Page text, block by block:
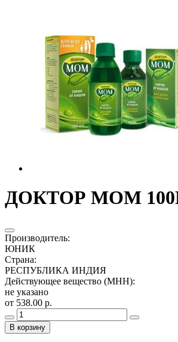
ДОКТОР МОМ
Производитель:
ЮНИК
Страна:
РЕСПУБЛИКА ИНДИЯ
Действующее вещество (МНН):
не указано
от 538.00 р.
В корзину